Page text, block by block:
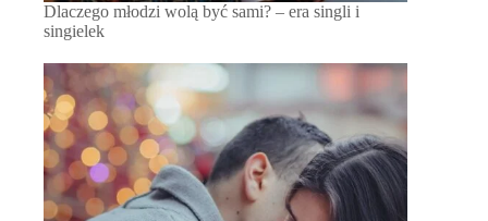
Dlaczego młodzi wolą być sami? – era singli i
singielek